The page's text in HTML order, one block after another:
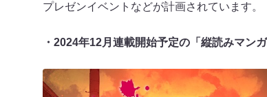
プレゼンイベントなどが計画されています。
・2024年12月連載開始予定の「縦読みマン